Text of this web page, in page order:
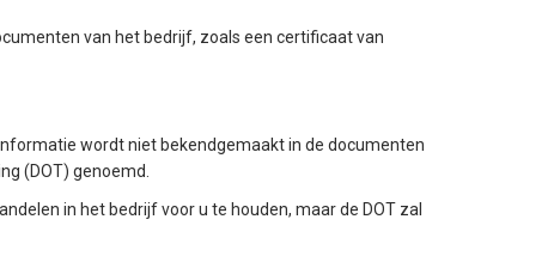
van het bedrijf, zoals een certificaat van
wordt niet bekendgemaakt in de documenten
(DOT) genoemd.
in het bedrijf voor u te houden, maar de DOT zal